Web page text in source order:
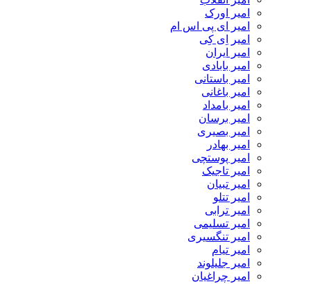
امیر اورک
امیر ای پی اس ام
امیر اِی کِی
امیر ایران
امیر بابادی
امیر باستانی
امیر باغانی
امیر بامداد
امیر برسان
امیر بصیری
امیر بهادر
امیر پوستچی
امیر تاجیک
امیر تبیان
امیر تتلو
امیر ترابی
امیر تسلیمی
امیر تنگسیری
امیر تیام
امیر جلیلوند
امیر چراغیان